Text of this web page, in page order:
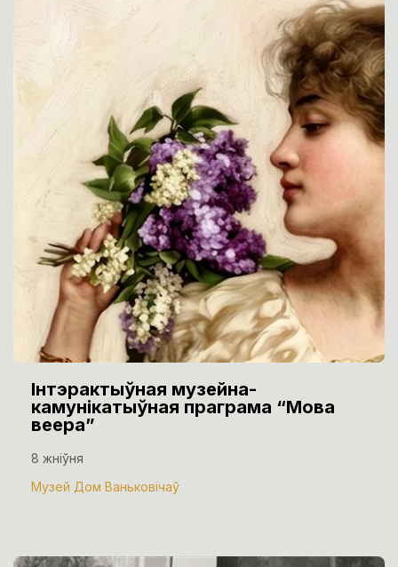
Інтэрактыўная музейна-
камунікатыўная праграма “Мова
веера”
8 жніўня
Музей Дом Ваньковічаў